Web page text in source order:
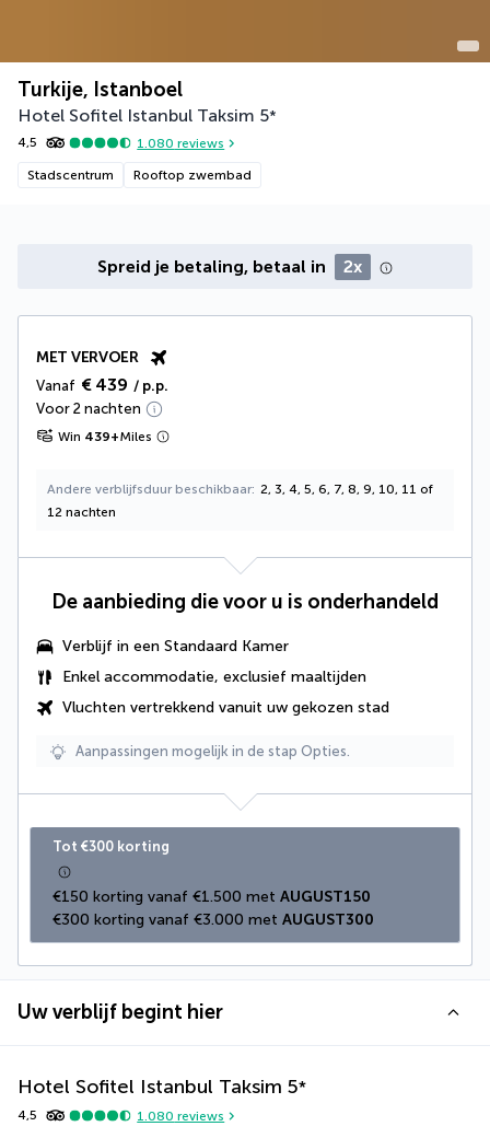
Turkije, Istanboel
Hotel Sofitel Istanbul Taksim 5*
4,5 1.080 reviews
Stadscentrum Rooftop zwembad
Spreid je betaling, betaal in 2x
MET VERVOER
Vanaf € 439 / p.p.
Voor 2 nachten
Win 439+Miles
Andere verblijfsduur beschikbaar 2, 3, 4, 5, 6, 7, 8, 9, 10, 11 of
12 nachten
De aanbieding die voor u is onderhandeld
Verblijf in een Standaard Kamer
Enkel accommodatie, exclusief maaltijden
Vluchten vertrekkend vanuit uw gekozen stad
Aanpassingen mogelijk in de stap Opties.
Tot €300 korting
€150 korting vanaf €1.500 met AUGUST150
€300 korting vanaf €3.000 met AUGUST300
Uw verblijf begint hier
Hotel Sofitel Istanbul Taksim 5*
4,5 1.080 reviews